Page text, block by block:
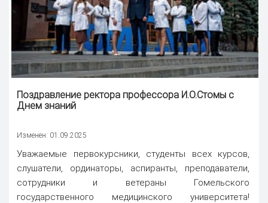
Поздравление ректора профессора И.О.Стомы с
Днем знаний
Изменен: 01.09.2025
Уважаемые первокурсники, студенты всех курсов,
слушатели, ординаторы, аспиранты, преподаватели,
сотрудники и ветераны Гомельского
государственного медицинского университета!